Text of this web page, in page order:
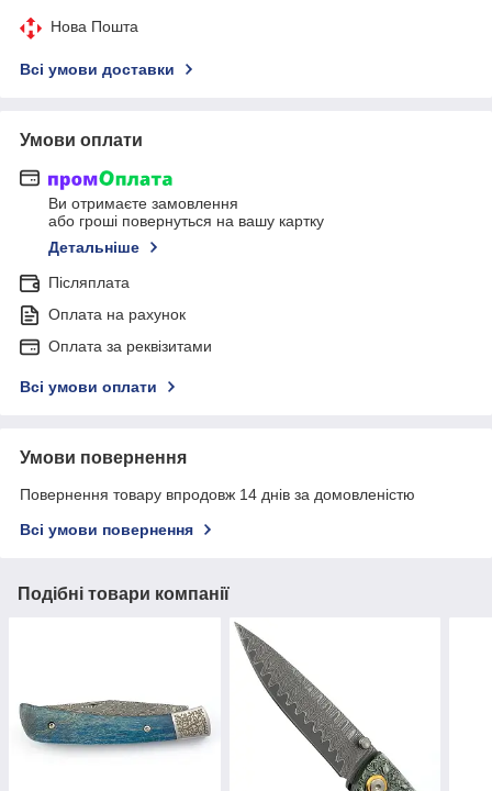
Нова Пошта
Всі умови доставки
Умови оплати
Ви отримаєте замовлення
або гроші повернуться на вашу картку
Детальніше
Післяплата
Оплата на рахунок
Оплата за реквізитами
Всі умови оплати
Умови повернення
Повернення товару впродовж 14 днів за домовленістю
Всі умови повернення
Подібні товари компанії